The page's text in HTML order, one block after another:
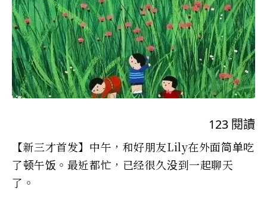
123 閱讀
【新三才首发】中午，和好朋友Lily在外面简单吃
了顿午饭。最近都忙，已经很久没到一起聊天
了。